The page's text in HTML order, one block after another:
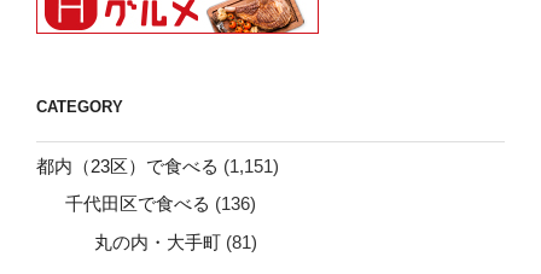
リ
タ
ア
（港
CATEGORY
都内（23区）で食べる (1,151)
千代田区で食べる (136)
丸の内・大手町 (81)